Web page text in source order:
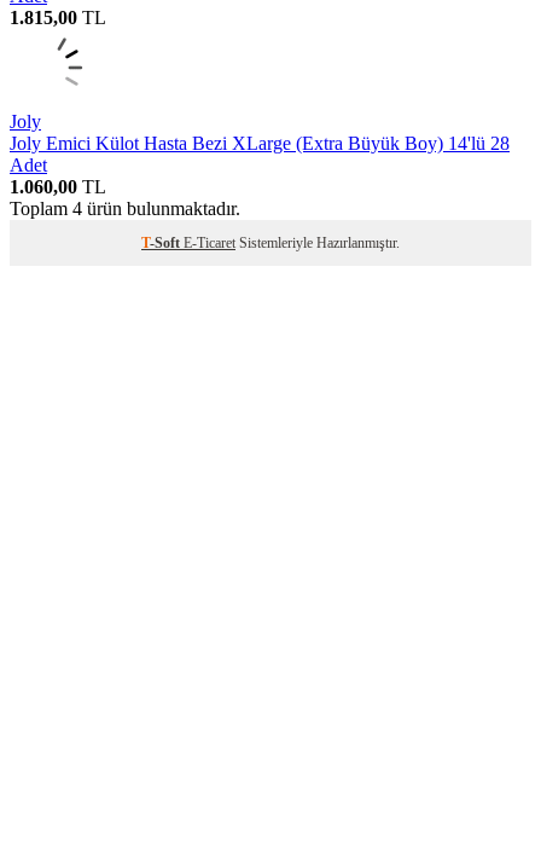
1.815,00 TL
Joly
Joly Emici Külot Hasta Bezi XLarge (Extra Büyük Boy) 14'lü 28
Adet
1.060,00 TL
Toplam 4 ürün bulunmaktadır.
T-Soft E-Ticaret Sistemleriyle Hazırlanmıştır.